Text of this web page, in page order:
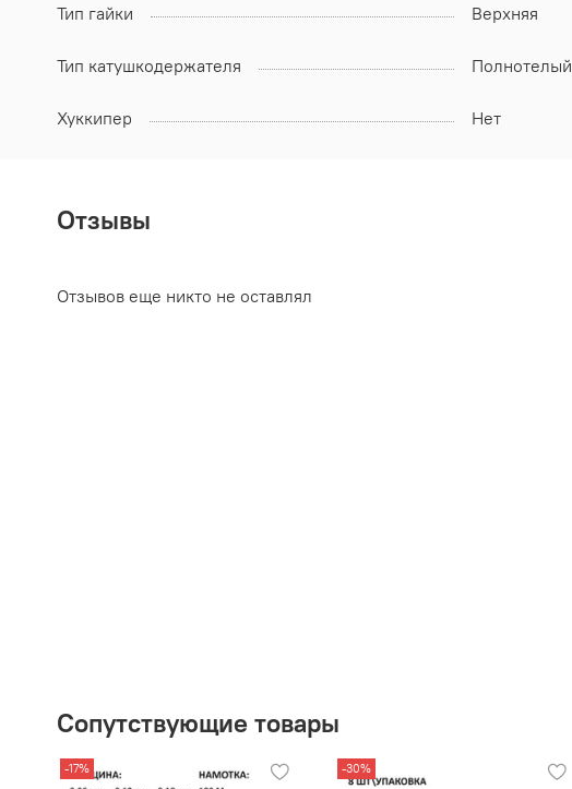
Тип гайки Верхняя
Тип катушкодержателя Полнотелый
Хуккипер Нет
Отзывы
Отзывов еще никто не оставлял
Сопутствующие товары
-17% -30%